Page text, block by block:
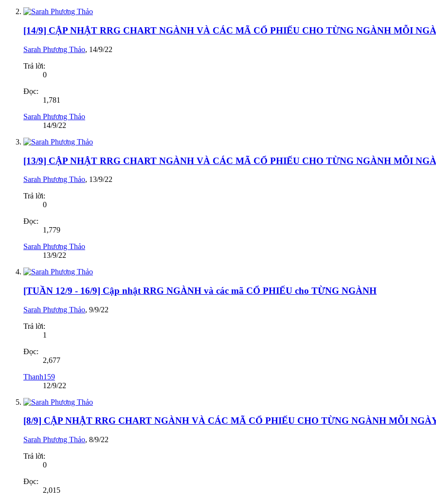
[14/9] CẬP NHẬT RRG CHART NGÀNH VÀ CÁC MÃ CỔ PHIẾU CHO TỪNG NGÀNH MỖI
Sarah Phương Thảo, 14/9/22
Trả lời:
0
Đọc:
1,781
Sarah Phương Thảo
14/9/22
[13/9] CẬP NHẬT RRG CHART NGÀNH VÀ CÁC MÃ CỔ PHIẾU CHO TỪNG NGÀNH MỖI
Sarah Phương Thảo, 13/9/22
Trả lời:
0
Đọc:
1,779
Sarah Phương Thảo
13/9/22
[TUẦN 12/9 - 16/9] Cập nhật RRG NGÀNH và các mã CỔ PHIẾU cho TỪNG NGÀNH
Sarah Phương Thảo, 9/9/22
Trả lời:
1
Đọc:
2,677
Thanh159
12/9/22
[8/9] CẬP NHẬT RRG CHART NGÀNH VÀ CÁC MÃ CỔ PHIẾU CHO TỪNG NGÀNH MỖI
Sarah Phương Thảo, 8/9/22
Trả lời:
0
Đọc:
2,015